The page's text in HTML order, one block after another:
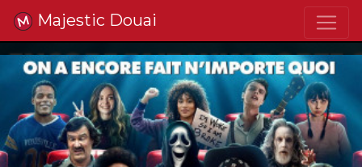
Majestic Douai